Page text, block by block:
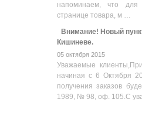
напоминаем, что
странице товара, м …
Внимание! Новый
Кишиневе.
05 октября 2015
Уважаемые
начиная с 6 Октября
получения заказов
1989, № 98, оф. 105.С